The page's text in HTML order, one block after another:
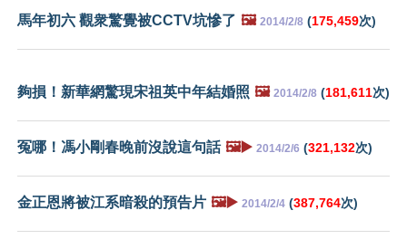
馬年初六 觀衆驚覺被CCTV坑慘了 🖼️ 2014/2/8 (175,459次)
夠損！新華網驚現宋祖英中年結婚照 🖼️ 2014/2/8 (181,611次)
冤哪！馮小剛春晚前沒說這句話 🖼️▶️ 2014/2/6 (321,132次)
金正恩將被江系暗殺的預告片 🖼️▶️ 2014/2/4 (387,764次)